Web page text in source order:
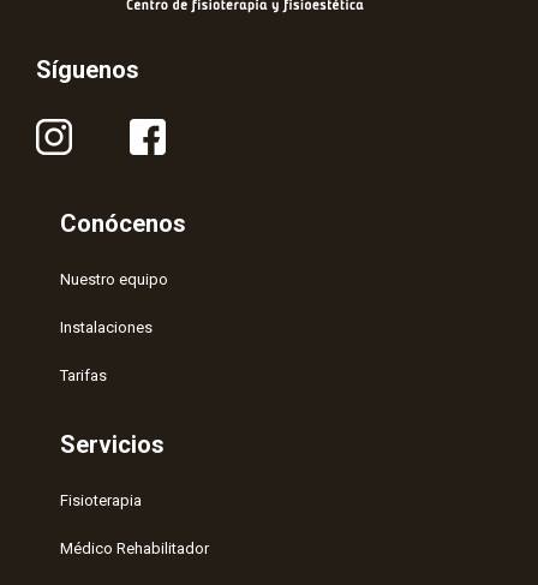
Síguenos
Conócenos
Nuestro equipo
Instalaciones
Tarifas
Servicios
Fisioterapia
Médico Rehabilitador